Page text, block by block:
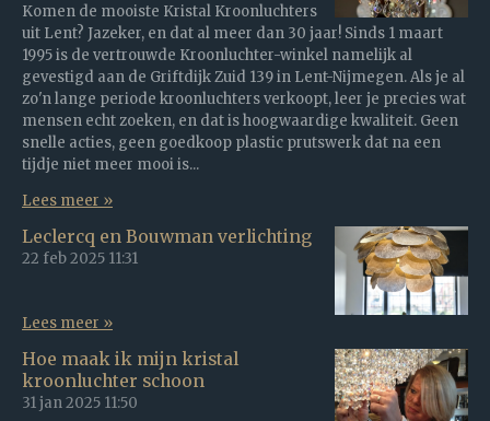
Komen de mooiste Kristal Kroonluchters
uit Lent? Jazeker, en dat al meer dan 30 jaar! Sinds 1 maart
1995 is de vertrouwde Kroonluchter-winkel namelijk al
gevestigd aan de Griftdijk Zuid 139 in Lent-Nijmegen. Als je al
zo'n lange periode kroonluchters verkoopt, leer je precies wat
mensen echt zoeken, en dat is hoogwaardige kwaliteit. Geen
snelle acties, geen goedkoop plastic prutswerk dat na een
tijdje niet meer mooi is...
Lees meer »
Leclercq en Bouwman verlichting
22 feb 2025 11:31
Lees meer »
Hoe maak ik mijn kristal
kroonluchter schoon
31 jan 2025 11:50